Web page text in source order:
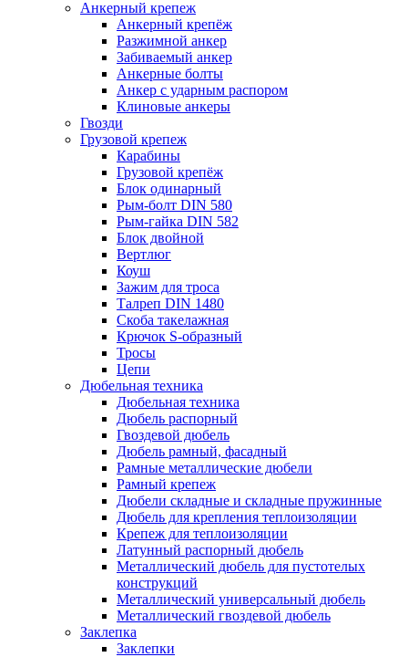
Анкерный крепеж
Анкерный крепёж
Разжимной анкер
Забиваемый анкер
Анкерные болты
Анкер с ударным распором
Клиновые анкеры
Гвозди
Грузовой крепеж
Карабины
Грузовой крепёж
Блок одинарный
Рым-болт DIN 580
Рым-гайка DIN 582
Блок двойной
Вертлюг
Коуш
Зажим для троса
Талреп DIN 1480
Скоба такелажная
Крючок S-образный
Тросы
Цепи
Дюбельная техника
Дюбельная техника
Дюбель распорный
Гвоздевой дюбель
Дюбель рамный, фасадный
Рамные металлические дюбели
Рамный крепеж
Дюбели складные и складные пружинные
Дюбель для крепления теплоизоляции
Крепеж для теплоизоляции
Латунный распорный дюбель
Металлический дюбель для пустотелых
конструкций
Металлический универсальный дюбель
Металлический гвоздевой дюбель
Заклепка
Заклепки